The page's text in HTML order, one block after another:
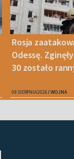
Rosja
Odessę.
30 zostało
09 SIERPNIA 2026 WOJNA